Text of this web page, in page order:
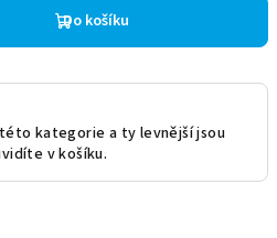
Do košíku
kategorie a ty levnější jsou
v košíku.